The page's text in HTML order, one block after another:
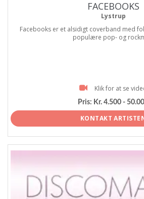
FACEBOOKS
Lystrup
Facebooks er et alsidigt coverband med
populære pop- og
Klik for at se
Pris: Kr. 4.500 -
KONTAKT